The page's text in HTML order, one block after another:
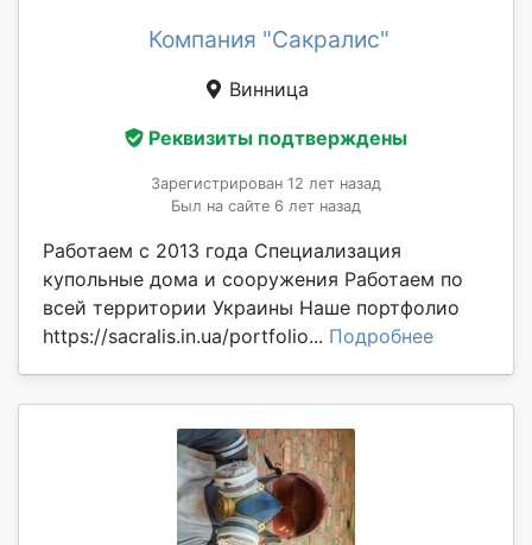
Компания "Сакралис"
Винница
Реквизиты подтверждены
Зарегистрирован 12 лет назад
Был на сайте 6 лет назад
Работаем с 2013 года Специализация
купольные дома и сооружения Работаем по
всей территории Украины Наше портфолио
https://sacralis.in.ua/portfolio... Подробнее